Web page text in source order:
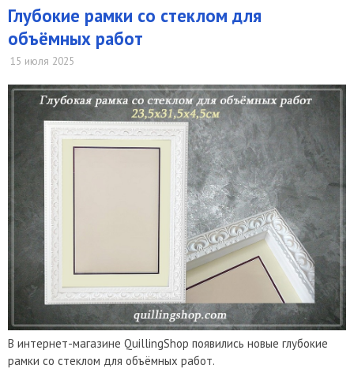
Глубокие рамки со стеклом для
объёмных работ
15 июля 2025
В интернет-магазине QuillingShop появились новые глубокие
рамки со стеклом для объёмных работ.